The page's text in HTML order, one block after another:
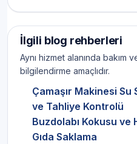
İlgili blog rehberleri
Aynı hizmet alanında bakım
bilgilendirme amaçlıdır.
Çamaşır Makinesi Su
ve Tahliye Kontrolü
Buzdolabı Kokusu ve
Gıda Saklama